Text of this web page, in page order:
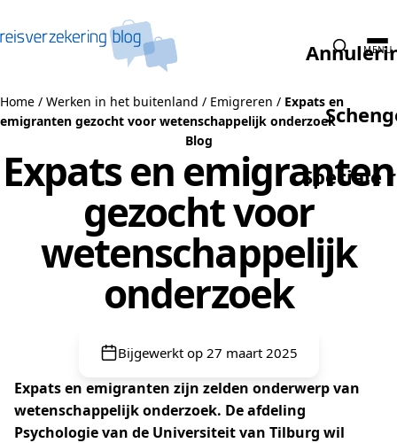
Speciale
MENU
Home / Werken in het buitenland / Emigreren / Expats en
emigranten gezocht voor wetenschappelijk onderzoek
Blog
Expats en emigranten
gezocht voor
wetenschappelijk
onderzoek
Bijgewerkt op 27 maart 2025
Expats en emigranten zijn zelden onderwerp van
wetenschappelijk onderzoek. De afdeling
Psychologie van de Universiteit van Tilburg wil